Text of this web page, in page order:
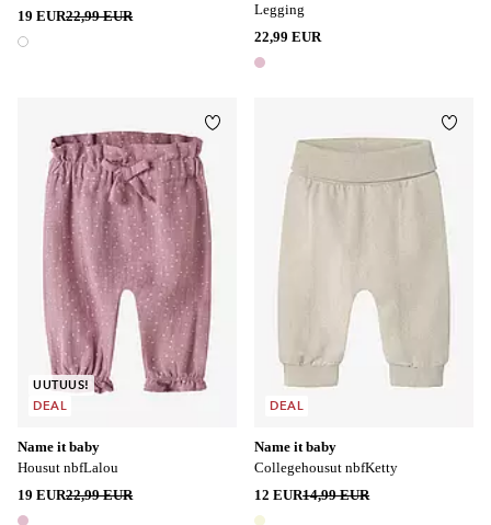
19 EUR22,99 EUR
1 väri
Legging
22,99 EUR
1 väri
Name it baby
Housut nbfLalou
19 EUR22,99 EUR
UUTUUS!
DEAL
Lisää suosikkeihin
Name it baby
Collegehousut nbfKetty
12 EUR14,99 EUR
DEAL